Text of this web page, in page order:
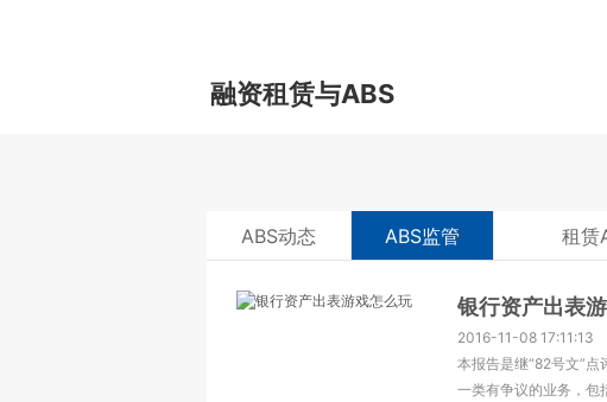
融资租赁与ABS
ABS动态 ABS监管 租赁
银行资产出表
2016-11-08 17:11:13
本报告是继“82号文”
一类有争议的业务，包